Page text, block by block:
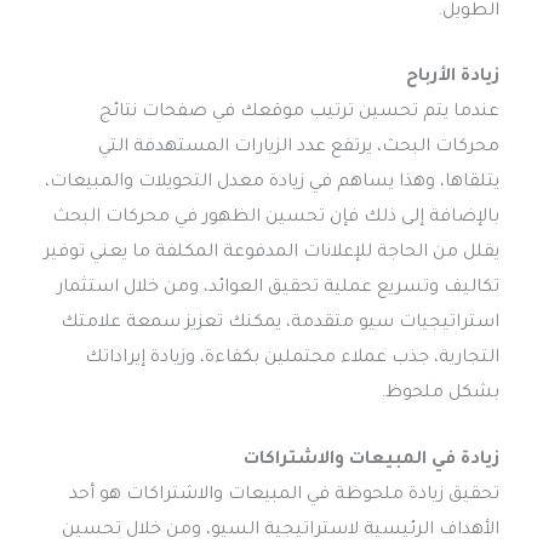
الطويل.
زيادة الأرباح
عندما يتم تحسين ترتيب موقعك في صفحات نتائج
محركات البحث، يرتفع عدد الزيارات المستهدفة التي
يتلقاها، وهذا يساهم في زيادة معدل التحويلات والمبيعات،
بالإضافة إلى ذلك فإن تحسين الظهور في محركات البحث
يقلل من الحاجة للإعلانات المدفوعة المكلفة ما يعني توفير
تكاليف وتسريع عملية تحقيق العوائد، ومن خلال استثمار
استراتيجيات سيو متقدمة، يمكنك تعزيز سمعة علامتك
التجارية، جذب عملاء محتملين بكفاءة، وزيادة إيراداتك
بشكل ملحوظ.
زيادة في المبيعات والاشتراكات
تحقيق زيادة ملحوظة في المبيعات والاشتراكات هو أحد
الأهداف الرئيسية لاستراتيجية السيو، ومن خلال تحسين